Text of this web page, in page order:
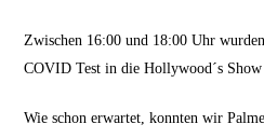
Zwischen 16:00 und 18:00 Uhr
COVID Test in die Hollywood´s Show
Wie schon erwartet, konnten wir